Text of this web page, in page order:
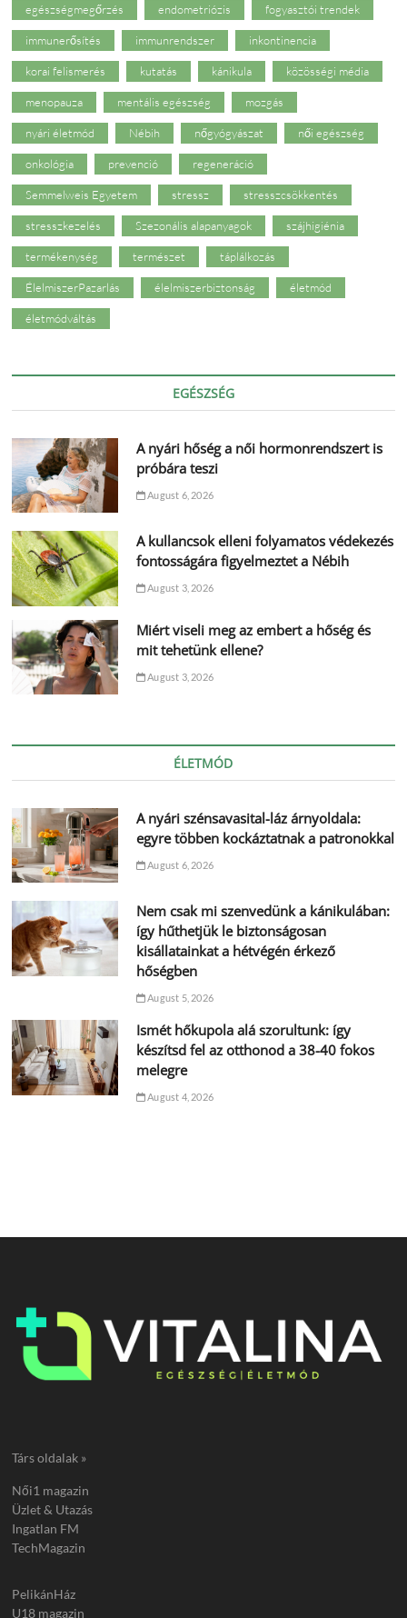
egészségmegőrzés endometriózis fogyasztói trendek
immunerősítés immunrendszer inkontinencia
korai felismerés kutatás kánikula közösségi média
menopauza mentális egészség mozgás
nyári életmód Nébih nőgyógyászat női egészség
onkológia prevenció regeneráció
Semmelweis Egyetem stressz stresszcsökkentés
stresszkezelés Szezonális alapanyagok szájhigiénia
termékenység természet táplálkozás
ÉlelmiszerPazarlás élelmiszerbiztonság életmód
életmódváltás
EGÉSZSÉG
A nyári hőség a női hormonrendszert is
próbára teszi
August 6, 2026
A kullancsok elleni folyamatos védekezés
fontosságára figyelmeztet a Nébih
August 3, 2026
Miért viseli meg az embert a hőség és
mit tehetünk ellene?
August 3, 2026
ÉLETMÓD
A nyári szénsavasital-láz árnyoldala:
egyre többen kockáztatnak a patronokkal
August 6, 2026
Nem csak mi szenvedünk a kánikulában:
így hűthetjük le biztonságosan
kisállatainkat a hétvégén érkező
hőségben
August 5, 2026
Ismét hőkupola alá szorultunk: így
készítsd fel az otthonod a 38-40 fokos
melegre
August 4, 2026
Társ oldalak »
Női1 magazin
Üzlet & Utazás
Ingatlan FM
TechMagazin
PelikánHáz
U18 magazin